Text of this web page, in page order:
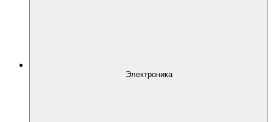
Электроника